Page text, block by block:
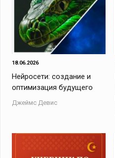
18.06.2026
Нейросети: создание и
оптимизация будущего
Джеймс Девис